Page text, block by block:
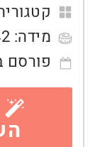
מידה:
פורסם